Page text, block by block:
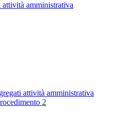
attività amministrativa
attività amministrativa
2